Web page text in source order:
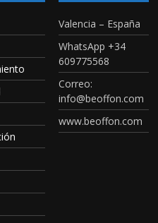
Valencia – España
WhatsApp +34
609775568
Correo:
info@beoffon.com
www.beoffon.com